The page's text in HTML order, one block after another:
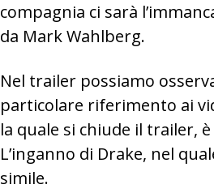
compagnia ci sarà
da Mark Wahlberg.
Nel trailer possiamo
particolare riferimento ai
la quale si chiude il trailer,
L’inganno di Drake, nel
simile.